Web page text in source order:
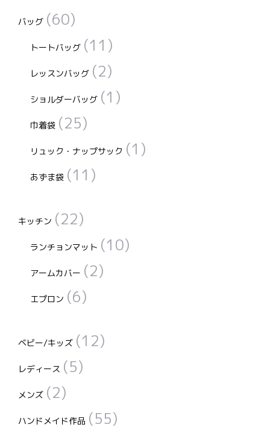
バッグ (60)
トートバッグ (11)
レッスンバッグ (2)
ショルダーバッグ (1)
巾着袋 (25)
リュック・ナップサック (1)
あずま袋 (11)
キッチン (22)
ランチョンマット (10)
アームカバー (2)
エプロン (6)
ベビー/キッズ (12)
レディース (5)
メンズ (2)
ハンドメイド作品 (55)